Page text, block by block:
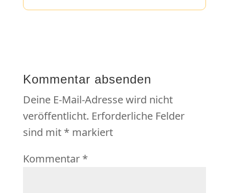
Kommentar absenden
Deine E-Mail-Adresse wird nicht
veröffentlicht. Erforderliche Felder
sind mit * markiert
Kommentar *